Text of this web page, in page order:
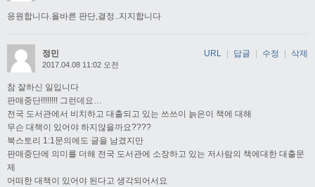
응원합니다.올바른 판단,결정..지지합니다
정민
2017.04.08 11:02 오전
참 잘하신 일입니다
판매중단!!!!!!!! 그런데요…
전국 도서관에서 비치하고 대출되고 있는 쓰쓰이 늙은이 책에 대해
무슨 대책이 있어야 하지않을까요????
북스토리 1:1문의에도 글을 남겼지만
판매중단에 의미를 더해 전국 도서관에 소장하고 있는 저사람의 책에대한 대출문
제
어떠한 대책이 있어야 된다고 생각되어서요
URL 답글 수정 삭제